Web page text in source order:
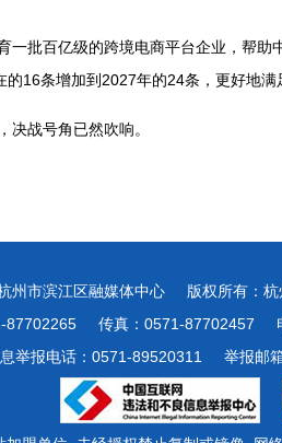
一批百亿级的跨境电商平台企业，帮
16条增加到2027年的24条，更好地满
战号角已然吹响。
州市滨江区融媒体中心
版权所有：
87702265
传真：0571-87702457
举报电话：0571-89520311
举报邮